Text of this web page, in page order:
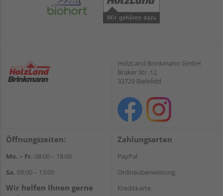
HolzLand Brinkmann GmbH
Braker Str. 12
33729 Bielefeld
Öffnungszeiten:
Mo. – Fr. 08:00 – 18:00
Sa. 09:00 – 13:00
Wir helfen Ihnen gerne
Zahlungsarten
PayPal
Onlineüberweisung
Kreditkarte